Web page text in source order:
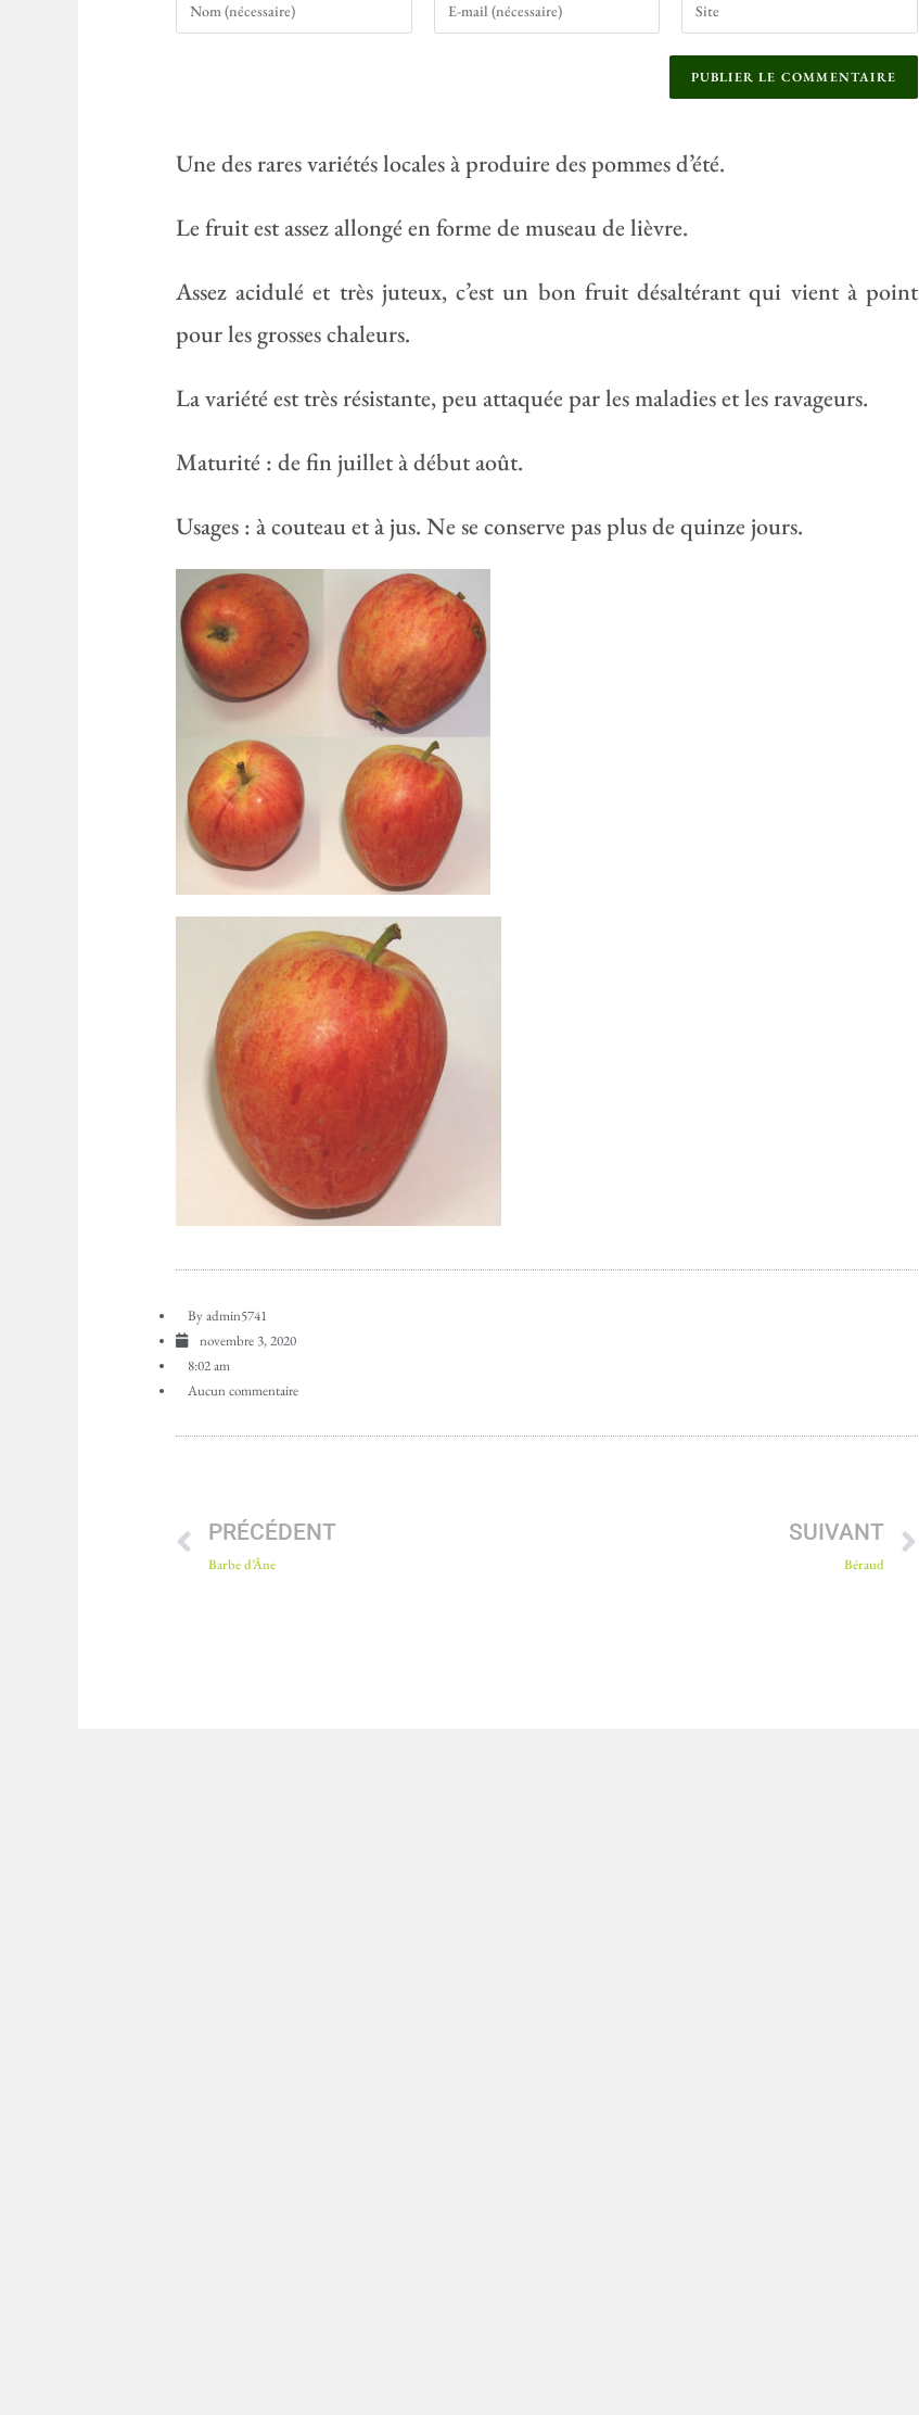
Une des rares variétés locales à produire des pommes d’été.
Le fruit est assez allongé en forme de museau de lièvre.
Assez acidulé et très juteux, c’est un bon fruit désaltérant qui vient à point
pour les grosses chaleurs.
La variété est très résistante, peu attaquée par les maladies et les ravageurs.
Maturité : de fin juillet à début août.
Usages : à couteau et à jus. Ne se conserve pas plus de quinze jours.
Byadmin5741
novembre 3, 2020
8:02 am
Aucun commentaire
PRÉCÉDENT
Barbe d’Âne
SUIVANT
Béraud